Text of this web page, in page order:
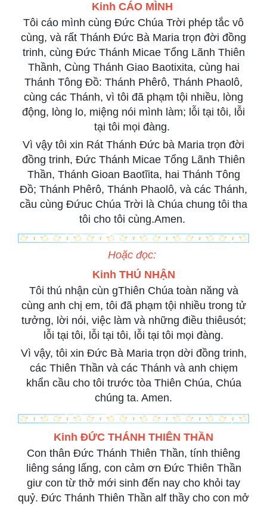
Kinh CÁO MÌNH
Tôi cáo mình cùng Đức Chúa Trời phép tắc vô
cùng, và rất Thánh Đức Bà Maria trọn đời đồng
trinh, cùng Đức Thánh Micae Tổng Lãnh Thiên
Thầnh, Cùng Thánh Giao Baotixita, cùng hai
Thánh Tông Đồ: Thánh Phêrô, Thánh Phaolô,
cùng các Thánh, vì tôi đã phạm tội nhiều, lòng
động, lòng lo, miệng nói mình làm; lỗi tại tôi, lỗi
tại tôi mọi đàng.
Vì vậy tôi xin Rát Thánh Đức bà Maria trọn đời
đồng trinh, Đức Thánh Micae Tổng Lãnh Thiên
Thần, Thánh Gioan Baotĩita, hai Thánh Tông
Đồ; Thánh Phêrô, Thánh Phaolô, và các Thánh,
cầu cùng Đứuc Chúa Trời là Chúa chung tôi tha
tôi cho tôi cùng.Amen.
Hoặc đọc:
Kinh THÚ NHẬN
Tôi thú nhận cùn gThiên Chúa toàn năng và
cùng anh chị em, tôi đã phạm tội nhiều trong tử
tưởng, lời nói, việc làm và những điều thiêusót;
lỗi tại tôi, lỗi tại tôi, lỗi tại tôi mọi đàng.
Vì vậy, tôi xin Đức Bà Maria trọn dời đồng trinh,
các Thiên Thần và các Thánh và anh chiẹm
khẩn cầu cho tôi trước tòa Thiên Chúa, Chúa
chúng ta. Amen.
Kinh ĐỨC THÁNH THIÊN THẦN
Con thân Đức Thánh Thiên Thần, tính thiêng
liêng sáng lấng, con cảm ơn Đức Thiên Thần
giư con từ thở mới sinh đến nay cho khỏi tay
quỷ. Đức Thánh Thiên Thần alf thầy cho con mở